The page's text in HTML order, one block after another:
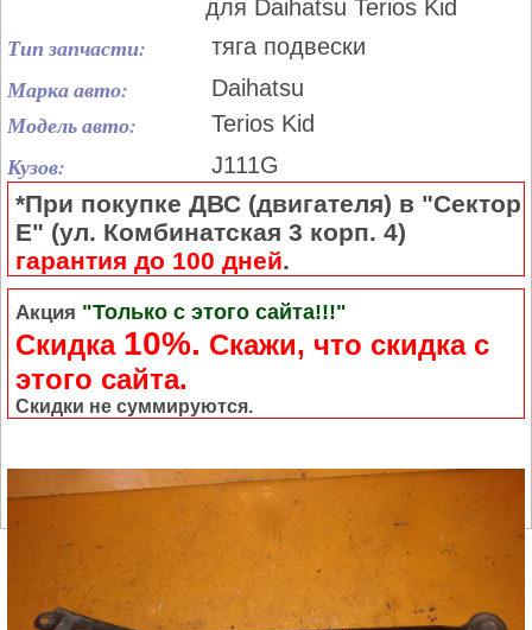
для Daihatsu Terios Kid
Тип запчасти: тяга подвески
Марка авто: Daihatsu
Модель авто: Terios Kid
Кузов: J111G
*При покупке ДВС (двигателя) в "Сектор
Е" (ул. Комбинатская 3 корп. 4)
гарантия до 100 дней.
Акция "Только с этого сайта!!!"
Скидка 10%. Cкажи, что скидка с
этого сайта.
Скидки не суммируются.